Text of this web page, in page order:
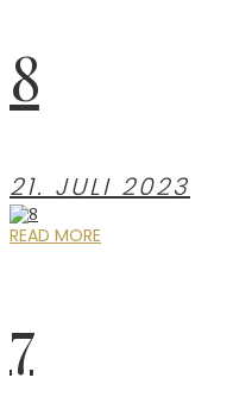
8
21. JULI 2023
READ MORE
7